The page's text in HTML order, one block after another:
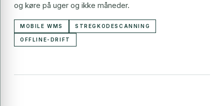
og køre på uger og ikke måneder.
MOBILE WMS STREGKODESCANNING
OFFLINE-DRIFT